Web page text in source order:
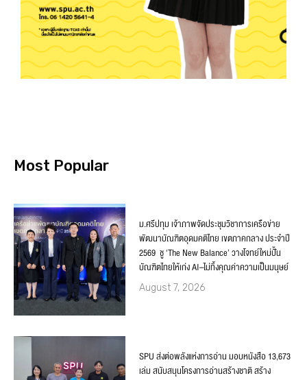
Most Popular
ม.ศรีปทุม เจ้าภาพจัดประชุมวิชาการเครือข่าย
พัฒนาบัณฑิตอุดมคติไทย เขตภาคกลาง ประจำปี
2569 ชู ‘The New Balance’ วางโจทย์ใหม่ปั้น
บัณฑิตไทยให้เก่ง AI–ไม่ทิ้งคุณค่าความเป็นมนุษย์
August 7, 2026
SPU ส่งต่อพลังแห่งการอ่าน มอบหนังสือ 13,673
เล่ม สนับสนุนโครงการอ่านสร้างชาติ สร้าง